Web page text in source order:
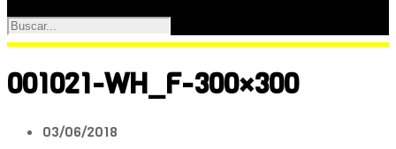
001021-WH_F-300×300
03/06/2018